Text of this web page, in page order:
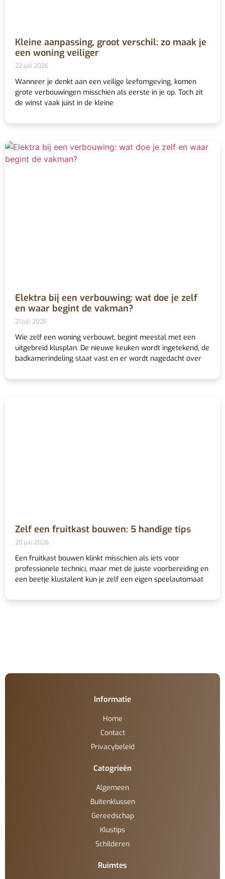
Kleine aanpassing, groot verschil: zo maak je
een woning veiliger
22 juli 2026
Wanneer je denkt aan een veilige leefomgeving, komen
grote verbouwingen misschien als eerste in je op. Toch zit
de winst vaak juist in de kleine
Elektra bij een verbouwing: wat doe je zelf
en waar begint de vakman?
21 juli 2026
Wie zelf een woning verbouwt, begint meestal met een
uitgebreid klusplan. De nieuwe keuken wordt ingetekend, de
badkamerindeling staat vast en er wordt nagedacht over
Zelf een fruitkast bouwen: 5 handige tips
20 juli 2026
Een fruitkast bouwen klinkt misschien als iets voor
professionele technici, maar met de juiste voorbereiding en
een beetje klustalent kun je zelf een eigen speelautomaat
Informatie
Home
Contact
Privacybeleid
Catogrieën
Algemeen
Buitenklussen
Gereedschap
Klustips
Schilderen
Ruimtes